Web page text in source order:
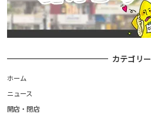
カテゴリー
ホーム
ニュース
開店・閉店